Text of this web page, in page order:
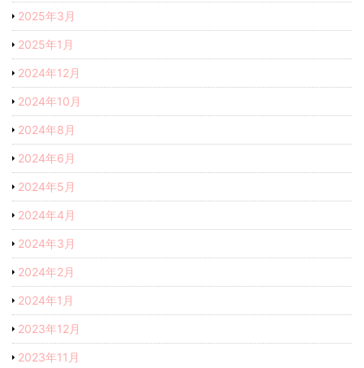
2025年3月
2025年1月
2024年12月
2024年10月
2024年8月
2024年6月
2024年5月
2024年4月
2024年3月
2024年2月
2024年1月
2023年12月
2023年11月